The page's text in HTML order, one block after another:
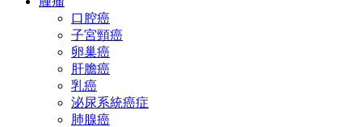
口腔癌
子宮頸癌
卵巢癌
肝膽癌
乳癌
泌尿系統癌症
肺腺癌